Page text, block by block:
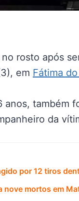
rosto após
em Fátima
anos, também
da
por 12 tiros
nove mortos em